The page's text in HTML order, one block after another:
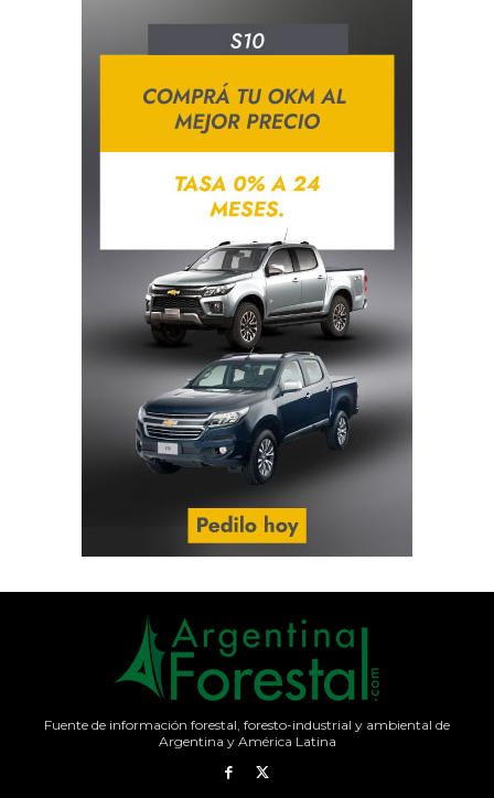
Fuente de información forestal, foresto-industrial y ambiental de
Argentina y América Latina